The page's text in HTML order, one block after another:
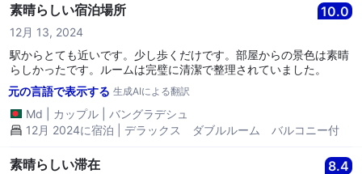
素晴らしい宿泊場所 10.0
12月 13, 2024
駅からとても近いです。少し歩くだけです。部屋からの景色は素晴
らしかったです。ルームは完璧に清潔で整理されていました。
元の言語で表示する 生成AIによる翻訳
Md カップル
バングラデシュ
12月 2024に宿泊 | デラックス ダブルルーム バルコニー付
素晴らしい滞在 8.4